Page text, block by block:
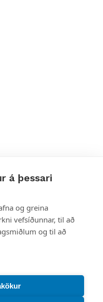
á þessari
og greina
vefsíðunnar, til að
og til að